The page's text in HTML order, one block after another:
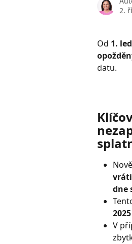
2.
Od 1.
datu.
dne
2025
V